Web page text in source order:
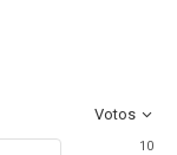
Votos
10